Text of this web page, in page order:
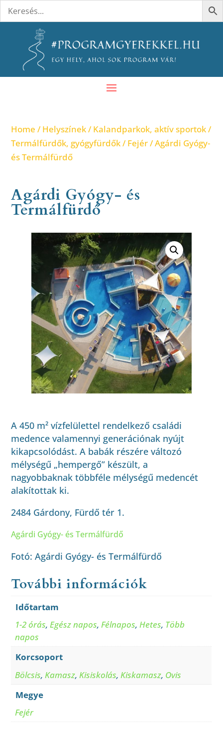
Home /Helyszínek/Kalandparkok, aktív sportok/
Termálfürdők, gyógyfürdők/Fejér/ Agárdi Gyógy-
és Termálfürdő
Agárdi Gyógy- és
Termálfürdő
A 450 m² vízfelülettel rendelkező családi
medence valamennyi generációnak nyújt
kikapcsolódást. A babák részére változó
mélységű „hempergő” készült, a
nagyobbaknak többféle mélységű medencét
alakítottak ki.
2484 Gárdony, Fürdő tér 1.
Agárdi Gyógy- és Termálfürdő
Fotó: Agárdi Gyógy- és Termálfürdő
További információk
Időtartam
1-2 órás,Egész napos,Félnapos,Hetes, Több
napos
Korcsoport
Bölcsis, Kamasz, Kisiskolás, Kiskamasz, Ovis
Megye
Fejér